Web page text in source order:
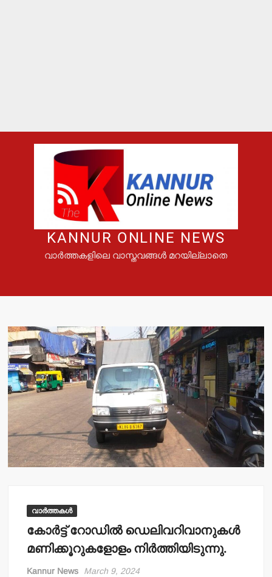
KANNUR ONLINE NEWS
വാർത്തകളിലെ വാസ്തവങ്ങൾ മറയില്ലാതെ
വാർത്തകൾ
കോര്‍ട്ട് റോഡില്‍ ഡെലിവറിവാനുകള്‍
മണിക്കൂറുകളോളം നിര്‍ത്തിയിടുന്നു.
Kannur News March 9, 2024